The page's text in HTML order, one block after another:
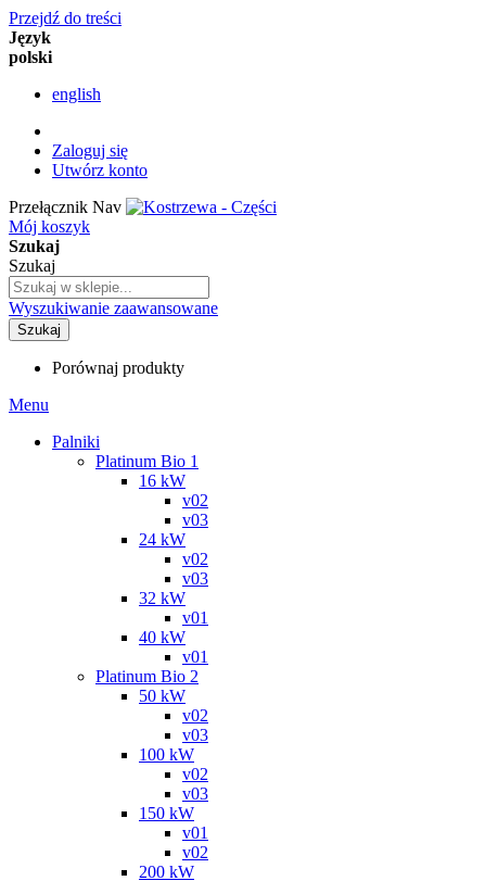
Przejdź do treści
Język
polski
english
Zaloguj się
Utwórz konto
Przełącznik Nav
Mój koszyk
Szukaj
Szukaj
Wyszukiwanie zaawansowane
Szukaj
Porównaj produkty
Menu
Palniki
Platinum Bio 1
16 kW
v02
v03
24 kW
v02
v03
32 kW
v01
40 kW
v01
Platinum Bio 2
50 kW
v02
v03
100 kW
v02
v03
150 kW
v01
v02
200 kW